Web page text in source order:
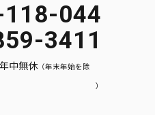
044
3411
中無休（年末年始を除